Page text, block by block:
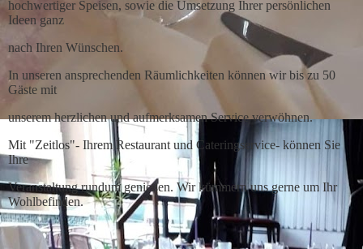
hochwertiger Speisen, sowie die Umsetzung Ihrer persönlichen
Ideen ganz
nach Ihren Wünschen.
In unseren ansprechenden Räumlichkeiten können wir bis zu 50
Gäste mit
unserem herzlichen und aufmerksamen Service verwöhnen.
Mit "Zeitlos"- Ihrem Restaurant und Cateringservice- können Sie
Ihre
Veranstaltung rundum genießen. Wir kümmern uns gerne um Ihr
Wohlbefinden.